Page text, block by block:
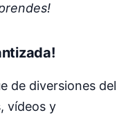
de diversiones del
vídeos y